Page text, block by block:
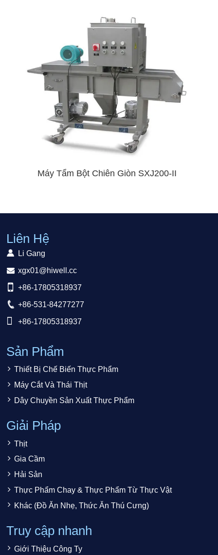
Máy Tẩm Bột Chiên Giòn SXJ200-II
Liên Hệ
Li Gang
xgx01@hiwell.cc
+86-17805318937
+86-531-84277277
+86-17805318937
Sản Phẩm
Thiết Bị Chế Biến Thực Phẩm
Máy Cắt Và Thái Thịt
Dây Chuyền Sản Xuất Thực Phẩm
Giải Pháp
Thịt
Gia Cầm
Hải Sản
Thực Phẩm Chay & Thực Phẩm Từ Thực Vật
Khác (Đồ Ăn Nhẹ, Thức Ăn Thú Cưng)
Truy cập nhanh
Giới Thiệu Công Ty